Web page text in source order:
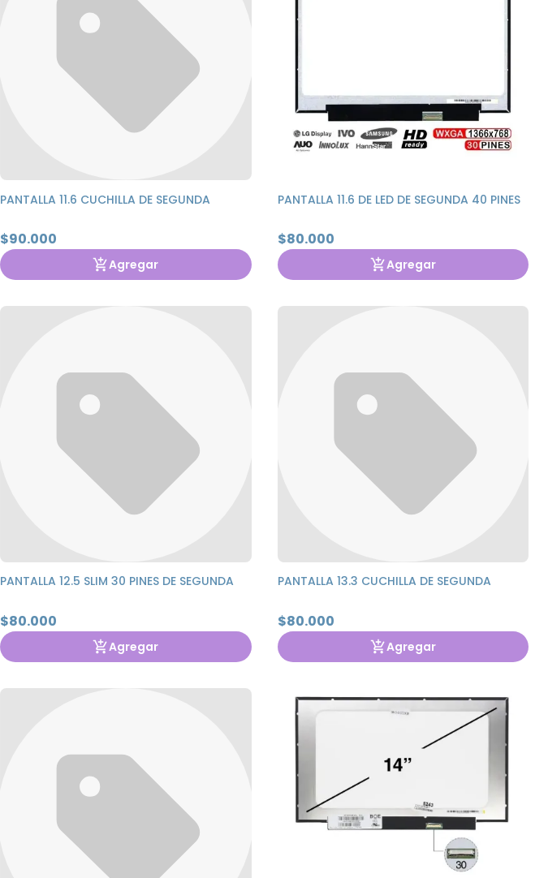
PANTALLA 11.6 CUCHILLA DE SEGUNDA
$90.000
Agregar
PANTALLA 11.6 DE LED DE SEGUNDA 40 PINES
$80.000
Agregar
PANTALLA 12.5 SLIM 30 PINES DE SEGUNDA
$80.000
Agregar
PANTALLA 13.3 CUCHILLA DE SEGUNDA
$80.000
Agregar